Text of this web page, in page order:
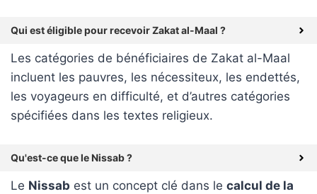
Qui est éligible pour recevoir Zakat al-Maal ?
Les catégories de bénéficiaires de Zakat al-Maal
incluent les pauvres, les nécessiteux, les endettés,
les voyageurs en difficulté, et d’autres catégories
spécifiées dans les textes religieux.
Qu'est-ce que le Nissab ?
Le Nissab est un concept clé dans le calcul de la